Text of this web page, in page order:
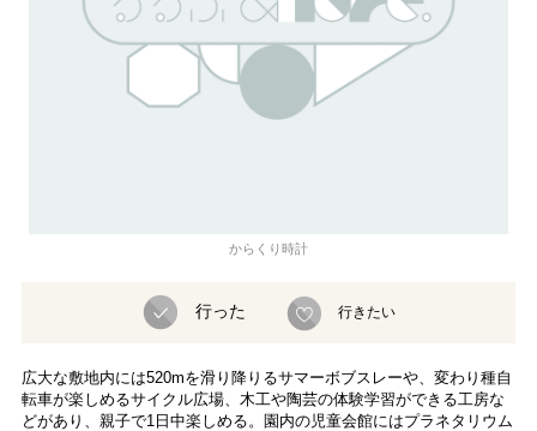
からくり時計
行った 行きたい
広大な敷地内には520mを滑り降りるサマーボブスレーや、変わり種自
転車が楽しめるサイクル広場、木工や陶芸の体験学習ができる工房な
どがあり、親子で1日中楽しめる。園内の児童会館にはプラネタリウム